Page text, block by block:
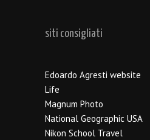
siti consigliati
Edoardo Agresti website
Life
Magnum Photo
National Geographic USA
Nikon School Travel